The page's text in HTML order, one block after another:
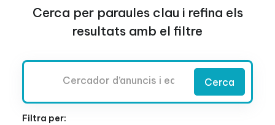
Cerca per paraules clau i refina els
resultats amb el filtre
Cerca
Filtra per: